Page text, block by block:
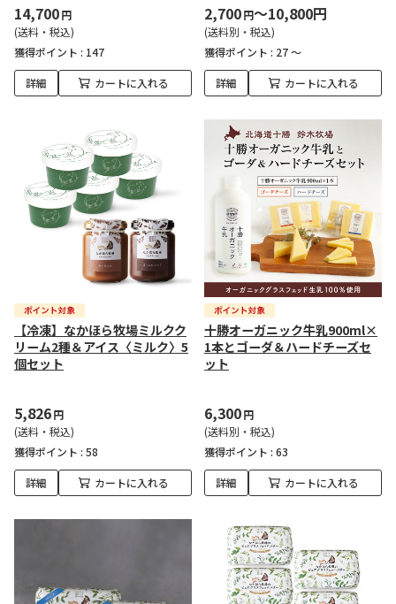
14,700円
(送料・税込)
獲得ポイント : 147
詳細 カートに入れる
2,700円～10,800円
(送料別・税込)
獲得ポイント : 27 ～
詳細 カートに入れる
【冷凍】なかほら牧場ミルクク
リーム2種＆アイス〈ミルク〉5
個セット
5,826円
(送料・税込)
獲得ポイント : 58
詳細 カートに入れる
十勝オーガニック牛乳900ml×
1本とゴーダ＆ハードチーズセ
ット
6,300円
(送料別・税込)
獲得ポイント : 63
詳細 カートに入れる